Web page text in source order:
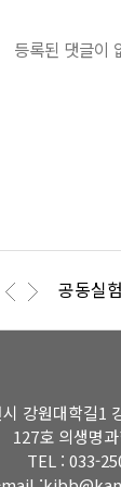
등록된 댓글이
공동실
강원대학길1
127호 의생명
TEL : 033-